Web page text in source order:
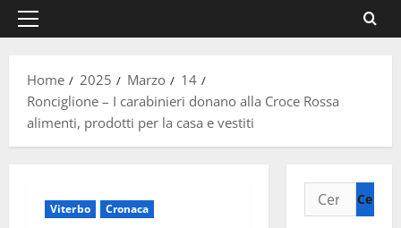
Menu
Home
2025 Marzo
14
Ronciglione – I carabinieri donano alla Croce Rossa
alimenti, prodotti per la casa e vestiti
Viterbo Cronaca
Ricerca
per: